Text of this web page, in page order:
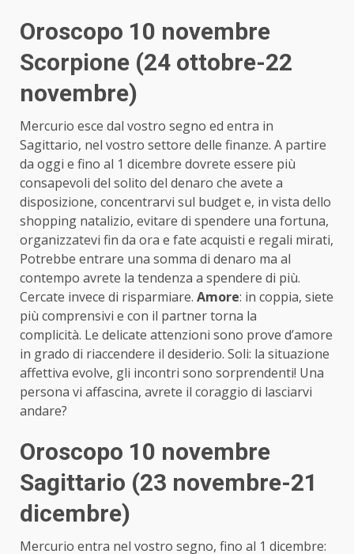
Oroscopo 10 novembre
Scorpione (24 ottobre-22
novembre)
Mercurio esce dal vostro segno ed entra in
Sagittario, nel vostro settore delle finanze. A partire
da oggi e fino al 1 dicembre dovrete essere più
consapevoli del solito del denaro che avete a
disposizione, concentrarvi sul budget e, in vista dello
shopping natalizio, evitare di spendere una fortuna,
organizzatevi fin da ora e fate acquisti e regali mirati,
Potrebbe entrare una somma di denaro ma al
contempo avrete la tendenza a spendere di più.
Cercate invece di risparmiare. Amore: in coppia, siete
più comprensivi e con il partner torna la
complicità. Le delicate attenzioni sono prove d’amore
in grado di riaccendere il desiderio. Soli: la situazione
affettiva evolve, gli incontri sono sorprendenti! Una
persona vi affascina, avrete il coraggio di lasciarvi
andare?
Oroscopo 10 novembre
Sagittario (23 novembre-21
dicembre)
Mercurio entra nel vostro segno, fino al 1 dicembre: